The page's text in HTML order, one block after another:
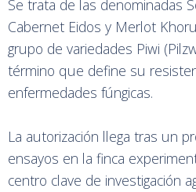
Se trata de las denominadas
Cabernet Eidos y Merlot
grupo de variedades Piwi
término que define su
enfermedades fúngicas.
La autorización llega tras un
ensayos en la finca
centro clave de investigación